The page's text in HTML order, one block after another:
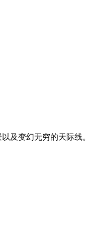
及变幻无穷的天际线。